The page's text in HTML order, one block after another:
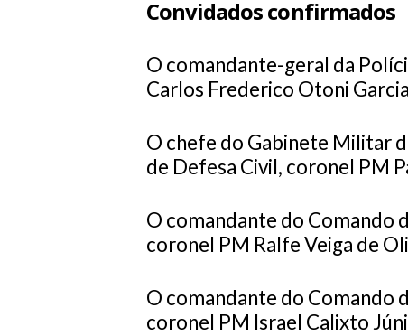
Convidados confirmados
O comandante-geral da
Carlos Frederico Otoni
O chefe do Gabinete Militar
de Defesa Civil, coronel PM
O comandante do Comando
coronel PM Ralfe Veiga de
O comandante do Comando
coronel PM Israel Calixto